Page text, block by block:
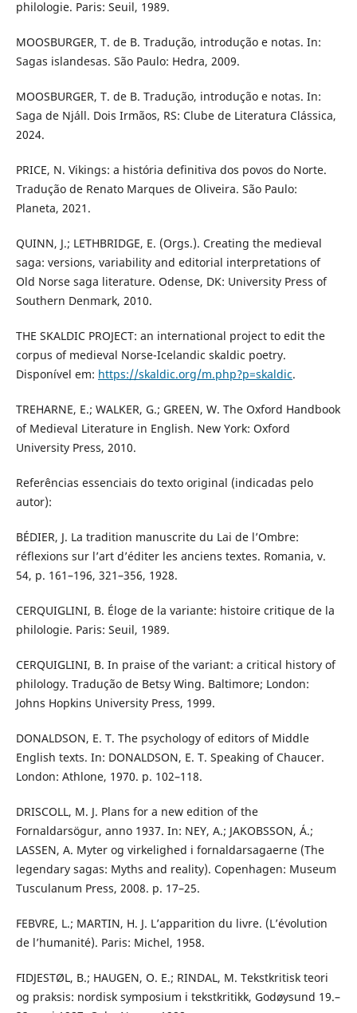
philologie. Paris: Seuil, 1989.
MOOSBURGER, T. de B. Tradução, introdução e notas. In:
Sagas islandesas. São Paulo: Hedra, 2009.
MOOSBURGER, T. de B. Tradução, introdução e notas. In:
Saga de Njáll. Dois Irmãos, RS: Clube de Literatura Clássica,
2024.
PRICE, N. Vikings: a história definitiva dos povos do Norte.
Tradução de Renato Marques de Oliveira. São Paulo:
Planeta, 2021.
QUINN, J.; LETHBRIDGE, E. (Orgs.). Creating the medieval
saga: versions, variability and editorial interpretations of
Old Norse saga literature. Odense, DK: University Press of
Southern Denmark, 2010.
THE SKALDIC PROJECT: an international project to edit the
corpus of medieval Norse-Icelandic skaldic poetry.
Disponível em: https://skaldic.org/m.php?p=skaldic.
TREHARNE, E.; WALKER, G.; GREEN, W. The Oxford Handbook
of Medieval Literature in English. New York: Oxford
University Press, 2010.
Referências essenciais do texto original (indicadas pelo
autor):
BÉDIER, J. La tradition manuscrite du Lai de l’Ombre:
réflexions sur l’art d’éditer les anciens textes. Romania, v.
54, p. 161–196, 321–356, 1928.
CERQUIGLINI, B. Éloge de la variante: histoire critique de la
philologie. Paris: Seuil, 1989.
CERQUIGLINI, B. In praise of the variant: a critical history of
philology. Tradução de Betsy Wing. Baltimore; London:
Johns Hopkins University Press, 1999.
DONALDSON, E. T. The psychology of editors of Middle
English texts. In: DONALDSON, E. T. Speaking of Chaucer.
London: Athlone, 1970. p. 102–118.
DRISCOLL, M. J. Plans for a new edition of the
Fornaldarsögur, anno 1937. In: NEY, A.; JAKOBSSON, Á.;
LASSEN, A. Myter og virkelighed i fornaldarsagaerne (The
legendary sagas: Myths and reality). Copenhagen: Museum
Tusculanum Press, 2008. p. 17–25.
FEBVRE, L.; MARTIN, H. J. L’apparition du livre. (L’évolution
de l’humanité). Paris: Michel, 1958.
FIDJESTØL, B.; HAUGEN, O. E.; RINDAL, M. Tekstkritisk teori
og praksis: nordisk symposium i tekstkritikk, Godøysund 19.–